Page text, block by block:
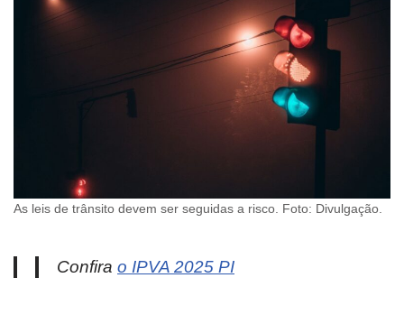
As leis de trânsito devem ser seguidas a risco. Foto: Divulgação.
Confira o IPVA 2025 PI